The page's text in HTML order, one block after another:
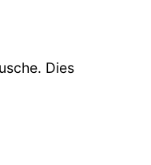
Dies